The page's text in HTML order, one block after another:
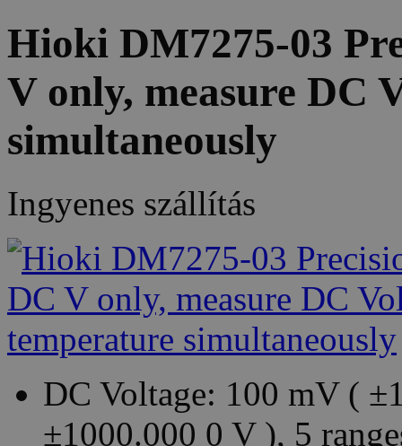
Hioki DM7275-03
V only, measure DC
simultaneously
Ingyenes szállítás
DC Voltage: 100 mV (
±1000.000 0 V ), 5